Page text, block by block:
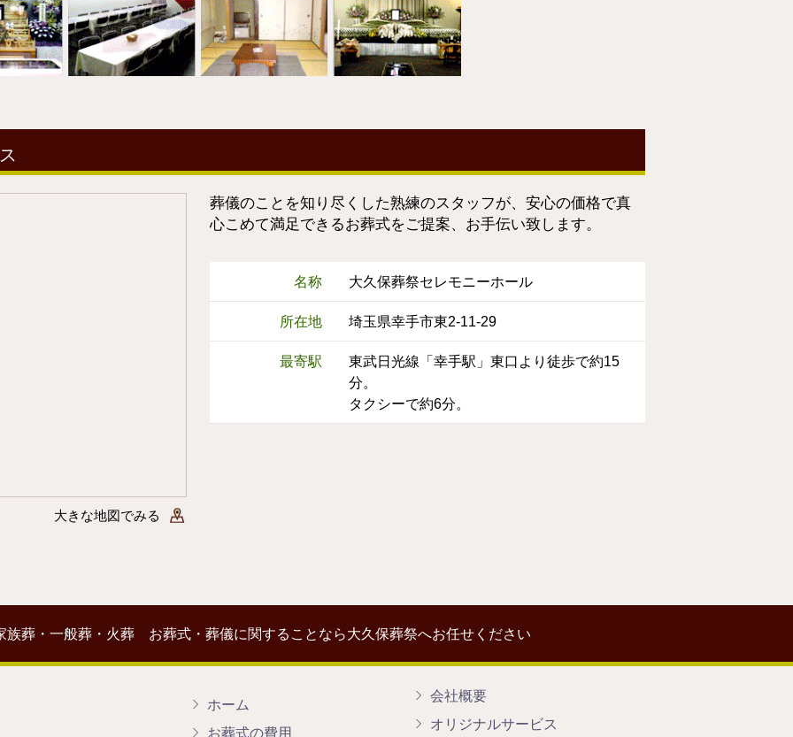
大きな地図でみる
葬儀のことを知り尽くした熟練のスタッフが、安心の価格で真
心こめて満足できるお葬式をご提案、お手伝い致します。
名称 大久保葬祭セレモニーホール
所在地 埼玉県幸手市東2-11-29
最寄駅
東武日光線「幸手駅」東口より徒歩で約15
分。
タクシーで約6分。
族葬・一般葬・火葬 お葬式・葬儀に関することなら大久保葬祭へお任せください
ホーム
お葬式の費用
会社概要
オリジナルサービス